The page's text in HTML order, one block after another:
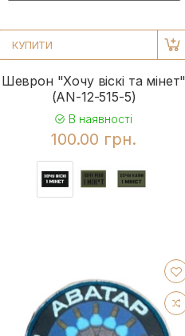
КУПИТИ
Шеврон "Хочу віскі та мінет"
(AN-12-515-5)
В наявності
100.00 грн.